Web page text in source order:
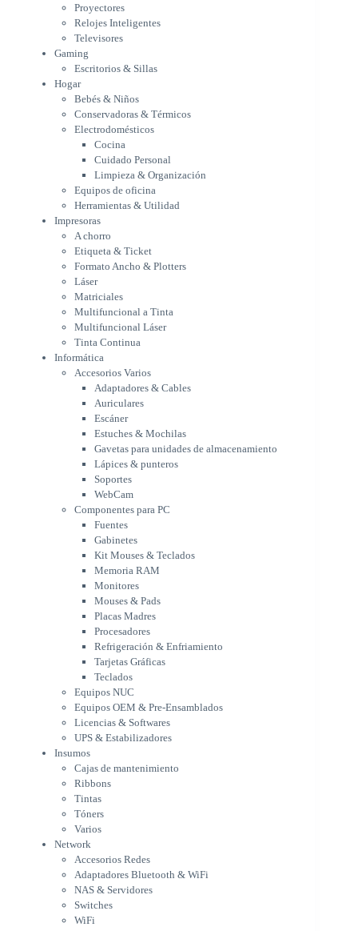
Electrodomésticos
Cocina
Cuidado Personal
Limpieza & Organización
Equipos de oficina
Herramientas & Utilidad
Impresoras
A chorro
Etiqueta & Ticket
Formato Ancho & Plotters
Láser
Matriciales
Multifuncional a Tinta
Multifuncional Láser
Tinta Continua
Informática
Accesorios Varios
Adaptadores & Cables
Auriculares
Escáner
Estuches & Mochilas
Gavetas para unidades de
almacenamiento
Lápices & punteros
Soportes
WebCam
Componentes para PC
Fuentes
Gabinetes
Kit Mouses & Teclados
Memoria RAM
Monitores
Mouses & Pads
Placas Madres
Procesadores
Refrigeración & Enfriamiento
Tarjetas Gráficas
Teclados
Equipos NUC
Equipos OEM & Pre-Ensamblados
Licencias & Softwares
UPS & Estabilizadores
Insumos
Cajas de mantenimiento
Ribbons
Tintas
Tóners
Varios
Network
Accesorios Redes
Adaptadores Bluetooth & WiFi
NAS & Servidores
Switches
WiFi
Notebooks & Portátiles
Cargador para notebook
Cooling Pad
PDV
Proyectores
Relojes Inteligentes
Televisores
Gaming
Escritorios & Sillas
Hogar
Bebés & Niños
Conservadoras & Térmicos
Electrodomésticos
Cocina
Cuidado Personal
Limpieza & Organización
Equipos de oficina
Herramientas & Utilidad
Impresoras
A chorro
Etiqueta & Ticket
Formato Ancho & Plotters
Láser
Matriciales
Multifuncional a Tinta
Multifuncional Láser
Tinta Continua
Informática
Accesorios Varios
Adaptadores & Cables
Auriculares
Escáner
Estuches & Mochilas
Gavetas para unidades de almacenamiento
Lápices & punteros
Soportes
WebCam
Componentes para PC
Fuentes
Gabinetes
Kit Mouses & Teclados
Memoria RAM
Monitores
Mouses & Pads
Placas Madres
Procesadores
Refrigeración & Enfriamiento
Tarjetas Gráficas
Teclados
Equipos NUC
Equipos OEM & Pre-Ensamblados
Licencias & Softwares
UPS & Estabilizadores
Insumos
Cajas de mantenimiento
Ribbons
Tintas
Tóners
Varios
Network
Accesorios Redes
Adaptadores Bluetooth & WiFi
NAS & Servidores
Switches
WiFi